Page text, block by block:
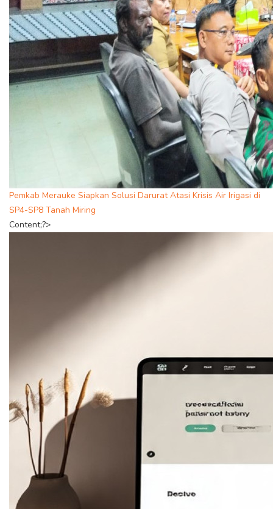
Pemkab Merauke Siapkan Solusi Darurat Atasi Krisis Air Irigasi di
SP4-SP8 Tanah Miring
Content;?>